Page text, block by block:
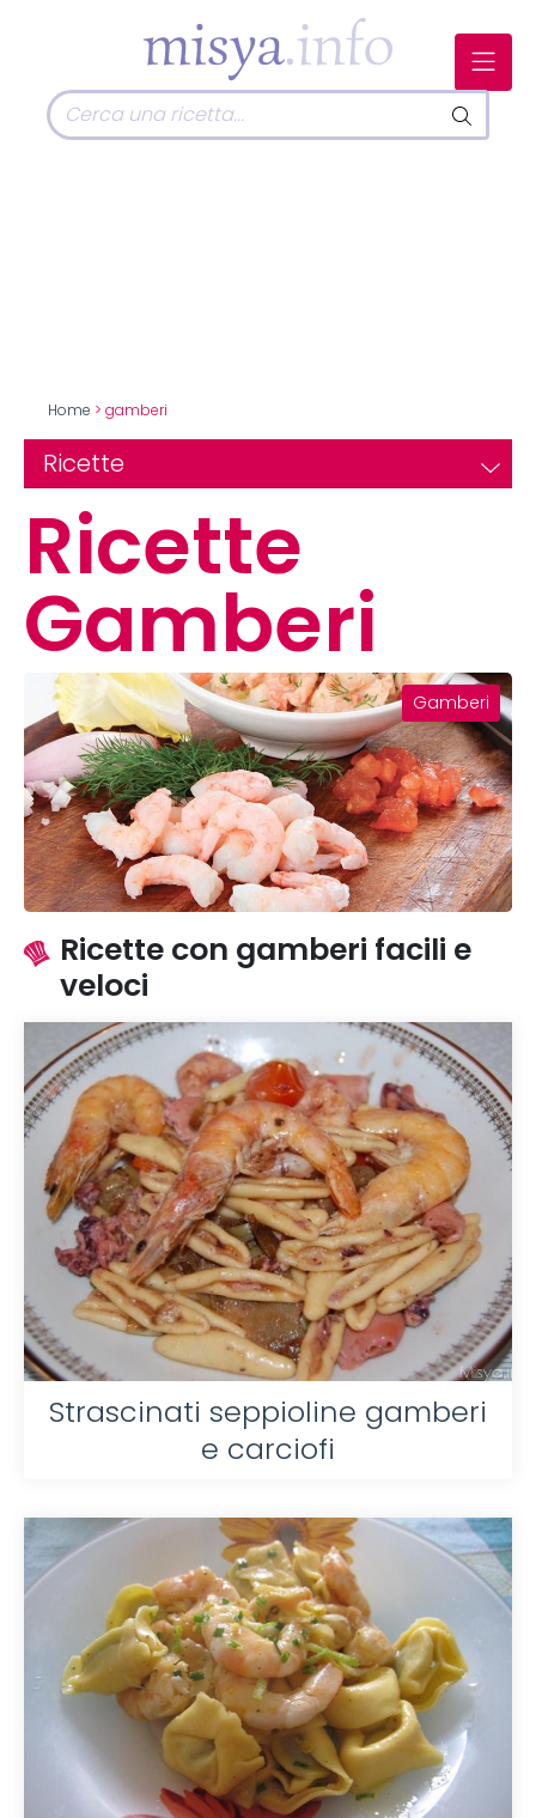
Home > gamberi
Ricette
Ricette
Gamberi
Gamberi
Ricette con gamberi facili e
veloci
Strascinati seppioline gamberi
e carciofi